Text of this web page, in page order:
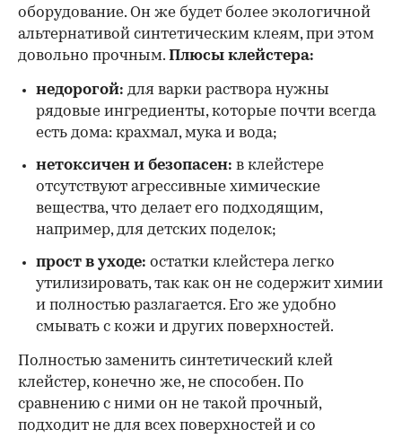
оборудование. Он же будет более экологичной
альтернативой синтетическим клеям, при этом
довольно прочным. Плюсы клейстера:
недорогой: для варки раствора нужны
рядовые ингредиенты, которые почти всегда
есть дома: крахмал, мука и вода;
нетоксичен и безопасен: в клейстере
отсутствуют агрессивные химические
вещества, что делает его подходящим,
например, для детских поделок;
прост в уходе: остатки клейстера легко
утилизировать, так как он не содержит химии
и полностью разлагается. Его же удобно
смывать с кожи и других поверхностей.
Полностью заменить синтетический клей
клейстер, конечно же, не способен. По
сравнению с ними он не такой прочный,
подходит не для всех поверхностей и со